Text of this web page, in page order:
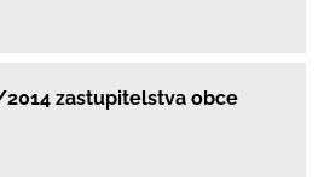
zastupitelstva obce